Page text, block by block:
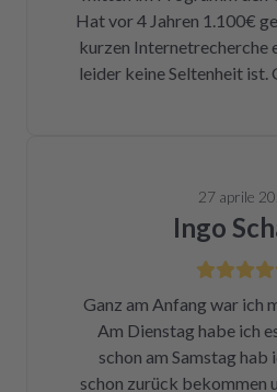
Hat vor 4 Jahren 1.100€
kurzen Internetrecherche
leider keine Seltenheit ist.
Modell und Fehler
ich die Wahl, eine
139€ zu kaufen oder
einzusenden und für 99€
Der Ausbau war kein
Fotos für den
halbe Stunde,
27 aprile
Ingo
Ganz am Anfang war ich
Am Dienstag habe ich
schon am Samstag
schon zurück bekommen